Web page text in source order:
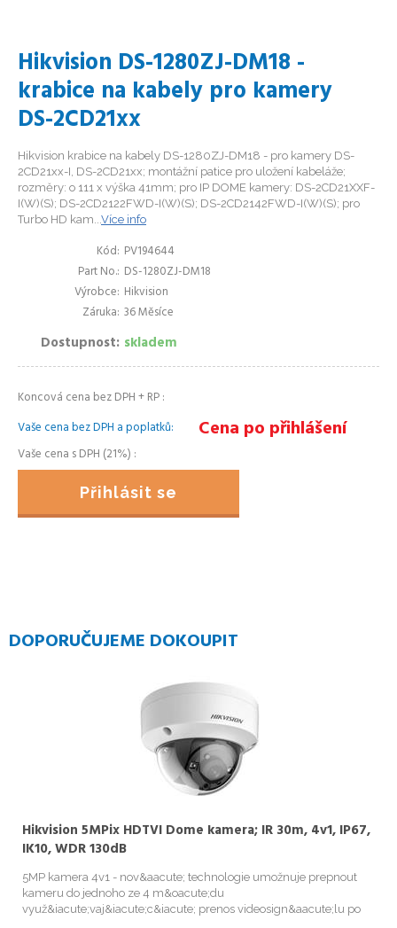
Hikvision DS-1280ZJ-DM18 -
krabice na kabely pro kamery
DS-2CD21xx
Hikvision krabice na kabely DS-1280ZJ-DM18 - pro kamery DS-
2CD21xx-I, DS-2CD21xx; montážní patice pro uložení kabeláže;
rozměry: o 111 x výška 41mm; pro IP DOME kamery: DS-2CD21XXF-
I(W)(S); DS-2CD2122FWD-I(W)(S); DS-2CD2142FWD-I(W)(S); pro
Turbo HD kam...Více info
Kód PV194644
Part No. DS-1280ZJ-DM18
Výrobce Hikvision
Záruka 36 Měsíce
Dostupnost skladem
Koncová cena bez DPH + RP
Vaše cena bez DPH a poplatků
Cena po přihlášení
Vaše cena s DPH (21%)
Přihlásit se
DOPORUČUJEME DOKOUPIT
Hikvision 5MPix HDTVI Dome kamera; IR 30m, 4v1, IP67,
IK10, WDR 130dB
5MP kamera 4v1 - nov&aacute; technologie umožnuje prepnout
kameru do jednoho ze 4 m&oacute;du
využ&iacute;vaj&iacute;c&iacute; prenos videosign&aacute;lu po